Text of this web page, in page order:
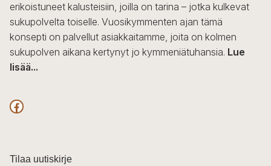
erikoistuneet kalusteisiin, joilla on tarina – jotka kulkevat
sukupolvelta toiselle. Vuosikymmenten ajan tämä
konsepti on palvellut asiakkaitamme, joita on kolmen
sukupolven aikana kertynyt jo kymmeniätuhansia. Lue
lisää...
F
c
Tilaa uutiskirje